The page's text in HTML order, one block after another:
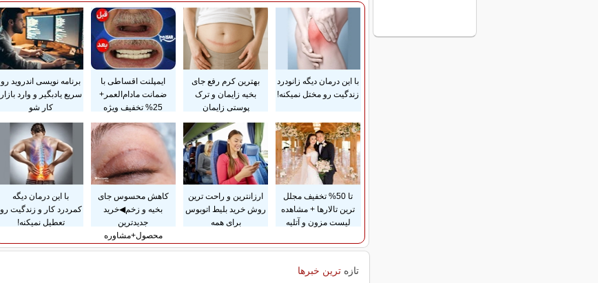
با این درمان دیگه زانودرد
زندگیت رو مختل نمیکنه!
بهترین کرم رفع جای
بخیه زایمان و ترک
پوستی زایمان
ایمپلنت اقساطی با
ضمانت مادام‌العمر+
25% تخفیف ویژه
برنامه نویسی اندروید رو
سریع یادبگیر و وارد بازار
کار شو
تا 50% تخفیف مجلل
ترین تالارها + مشاهده
لیست مزون و آتلیه
ارزانترین و راحت ترین
روش خرید بلیط اتوبوس
برای همه
کاهش محسوس جای
بخیه و زخم◀خرید
جدیدترین
محصول+مشاوره
با این درمان دیگه
کمردرد کار و زندگیت رو
تعطیل نمیکنه!
تازه ترین خبرها